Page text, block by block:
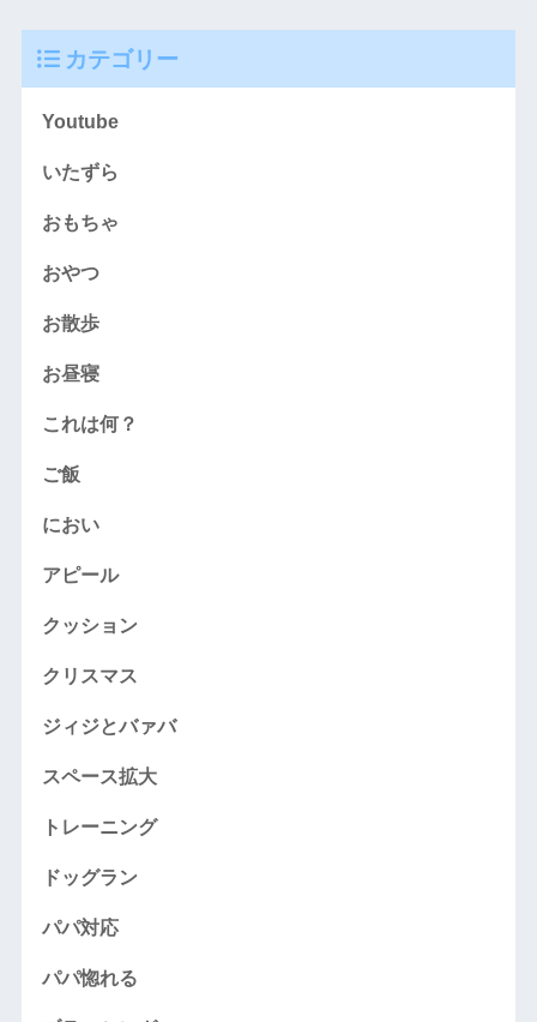
カテゴリー
Youtube
いたずら
おもちゃ
おやつ
お散歩
お昼寝
これは何？
ご飯
におい
アピール
クッション
クリスマス
ジィジとバァバ
スペース拡大
トレーニング
ドッグラン
パパ対応
パパ惚れる